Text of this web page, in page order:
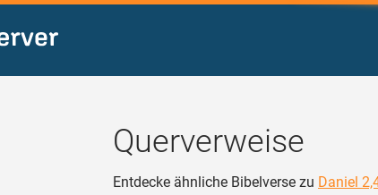
Querverweise
Entdecke ähnliche Bibelverse zu Daniel